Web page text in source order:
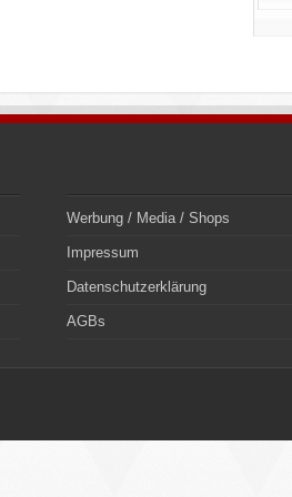
Werbung / Media / Shops
Impressum
Datenschutzerklärung
AGBs